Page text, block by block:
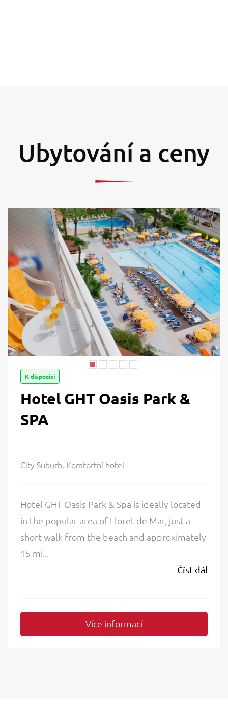
Ubytování a ceny
K dispozici
Hotel GHT Oasis Park &
SPA
City Suburb, Komfortní hotel
Hotel GHT Oasis Park & Spa is ideally located
in the popular area of Lloret de Mar, just a
short walk from the beach and approximately
15 mi...
Číst dál
Více informací